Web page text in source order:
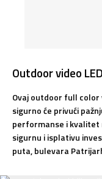
Outdoor video
Ovaj outdoor full color
sigurno će privući
performanse i kvalitet
sigurnu i isplativu
puta, bulevara